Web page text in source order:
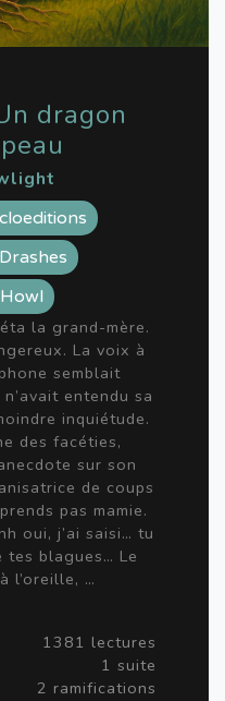
dragon
la grand-mère.
La voix à
semblait
entendu sa
inquiétude.
des facéties,
sur son
de coups
pas mamie.
oui, j’ai saisi… tu
tes blagues… Le
l’oreille, …
1381 lectures
1 suite
2 ramifications